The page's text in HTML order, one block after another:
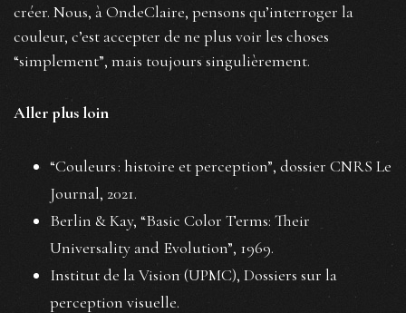
créer. Nous, à OndeClaire, pensons qu’interroger la
couleur, c’est accepter de ne plus voir les choses
“simplement”, mais toujours singulièrement.
Aller plus loin
“Couleurs : histoire et perception”, dossier CNRS Le
Journal, 2021.
Berlin & Kay, “Basic Color Terms: Their
Universality and Evolution”, 1969.
Institut de la Vision (UPMC), Dossiers sur la
perception visuelle.